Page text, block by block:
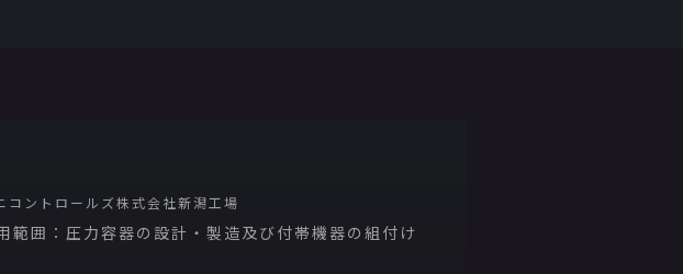
コントロールズ株式会社新潟工場
範囲：圧力容器の設計・製造及び付帯機器の組付け